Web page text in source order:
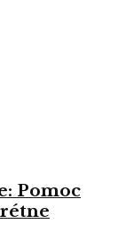
Pomoc